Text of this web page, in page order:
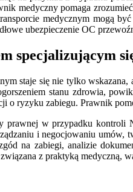
medyczny pomaga
medycznym mogą
ubezpieczenie OC
specjalizującym
staje się nie tylko
stanu zdrowia,
ryzyku zabiegu. Prawnik
prawnej w przypadku
i negocjowaniu
na zabiegi, analizie
z praktyką medyczną,